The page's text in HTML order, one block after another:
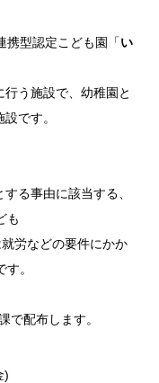
型認定こども園「い
う施設で、幼稚園と
です。
る事由に該当する、
も
労などの要件にかか
。
で配布します。
)